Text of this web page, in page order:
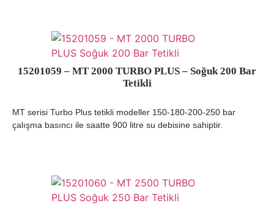
15201059 – MT 2000 TURBO PLUS – Soğuk 200 Bar
Tetikli
MT serisi Turbo Plus tetikli modeller 150-180-200-250 bar
çalışma basıncı ile saatte 900 litre su debisine sahiptir.